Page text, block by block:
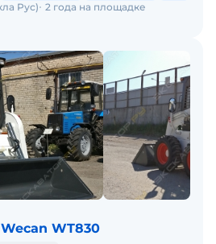
Рус) 2 года на площадке
WT830